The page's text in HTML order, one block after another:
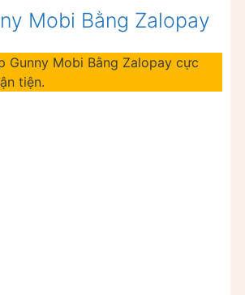
Mobi Bằng Zalopay
Gunny Mobi Bằng Zalopay cực
tiện.